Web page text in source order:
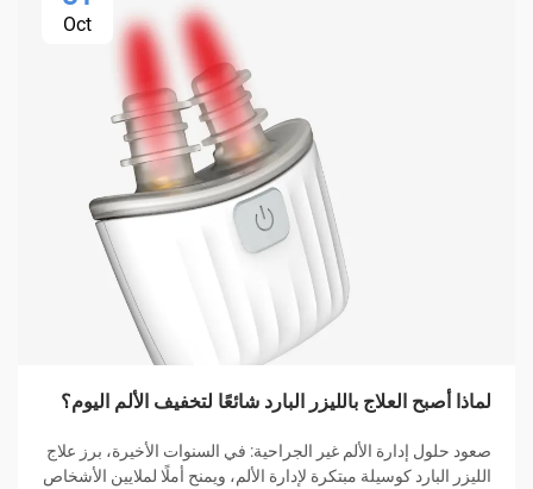
Oct
لماذا أصبح العلاج بالليزر البارد شائعًا لتخفيف الألم اليوم؟
صعود حلول إدارة الألم غير الجراحية: في السنوات الأخيرة، برز علاج
الليزر البارد كوسيلة مبتكرة لإدارة الألم، ويمنح أملًا لملايين الأشخاص